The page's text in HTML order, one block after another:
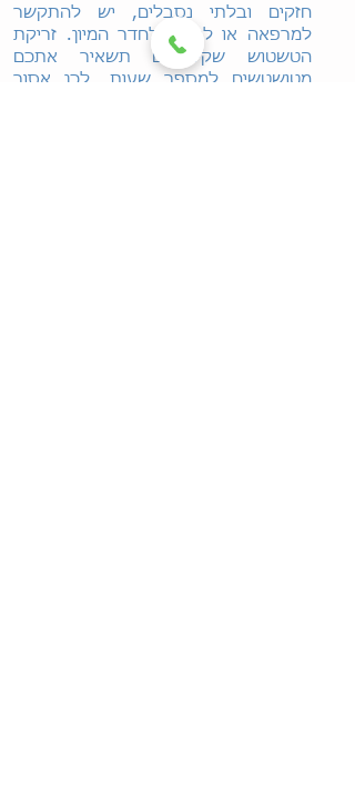
חזקים ובלתי נסבלים, יש להתקשר
למרפאה או לפנות לחדר המיון. זריקת
הטשטוש שקיבלתם תשאיר אתכם
מטושטשים למספר שעות, לכן אסור